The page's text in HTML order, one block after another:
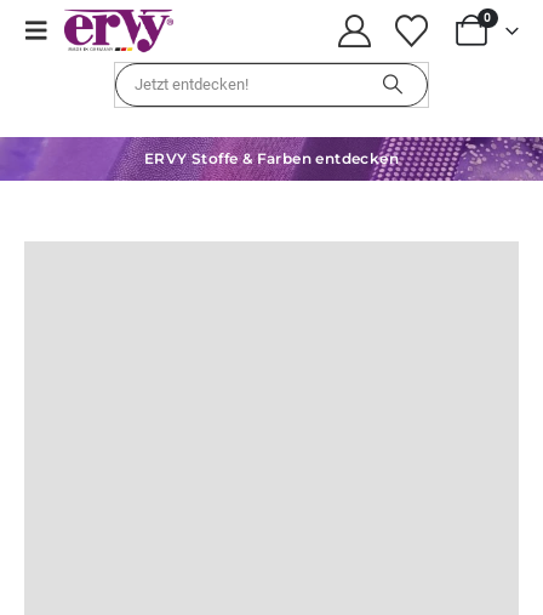
0
ERVY Stoffe & Farben entdecken